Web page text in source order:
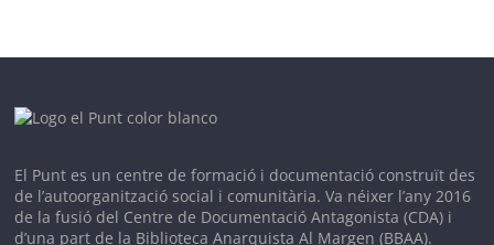
El Punt es un centre de formació i documentació construït des
de l’autoorganització social i comunitària. Va néixer l’any 2016
de la fusió del Centre de Documentació Antagonista (CDA) i
d’una part de la Biblioteca Anarquista Al Margen (BBAA).